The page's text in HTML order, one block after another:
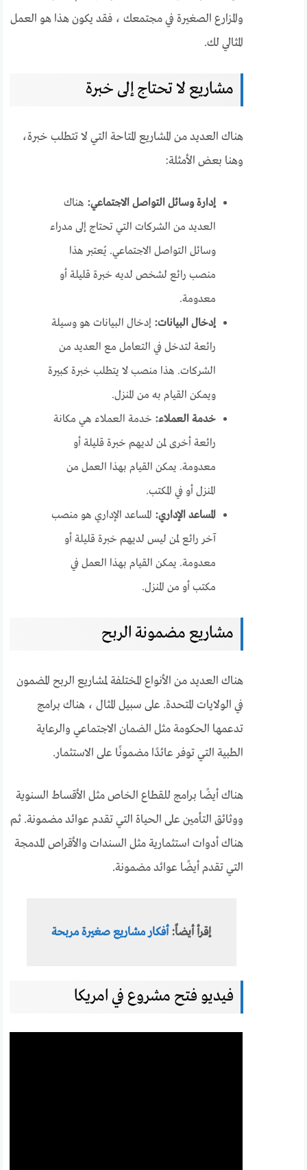
والمزارع الصغيرة في مجتمعك ، فقد يكون هذا هو العمل
المثالي لك.
مشاريع لا تحتاج إلى خبرة
هناك العديد من المشاريع المتاحة التي لا تتطلب خبرة،
وهنا بعض الأمثلة:
إدارة وسائل التواصل الاجتماعي: هناك
العديد من الشركات التي تحتاج إلى مدراء
وسائل التواصل الاجتماعي. يُعتبر هذا
منصب رائع لشخص لديه خبرة قليلة أو
معدومة.
إدخال البيانات: إدخال البيانات هو وسيلة
رائعة لتدخل في التعامل مع العديد من
الشركات. هذا منصب لا يتطلب خبرة كبيرة
ويمكن القيام به من المنزل.
خدمة العملاء: خدمة العملاء هي مكانة
رائعة أخرى لمن لديهم خبرة قليلة أو
معدومة. يمكن القيام بهذا العمل من
المنزل أو في المكتب.
المساعد الإداري: المساعد الإداري هو منصب
آخر رائع لمن ليس لديهم خبرة قليلة أو
معدومة. يمكن القيام بهذا العمل في
مكتب أو من المنزل.
مشاريع مضمونة الربح
هناك العديد من الأنواع المختلفة لمشاريع الربح المضمون
في الولايات المتحدة. على سبيل المثال ، هناك برامج
تدعمها الحكومة مثل الضمان الاجتماعي والرعاية
الطبية التي توفر عائدًا مضمونًا على الاستثمار.
هناك أيضًا برامج للقطاع الخاص مثل الأقساط السنوية
ووثائق التأمين على الحياة التي تقدم عوائد مضمونة. ثم
هناك أدوات استثمارية مثل السندات والأقراص المدمجة
التي تقدم أيضًا عوائد مضمونة.
إقرأ أيضاً: أفكار مشاريع صغيرة مربحة
فيديو فتح مشروع في امريكا